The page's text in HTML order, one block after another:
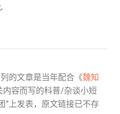
的文章是当年配合《魏知
内容而写的科普/杂谈小短
”上发表，原文链接已不存